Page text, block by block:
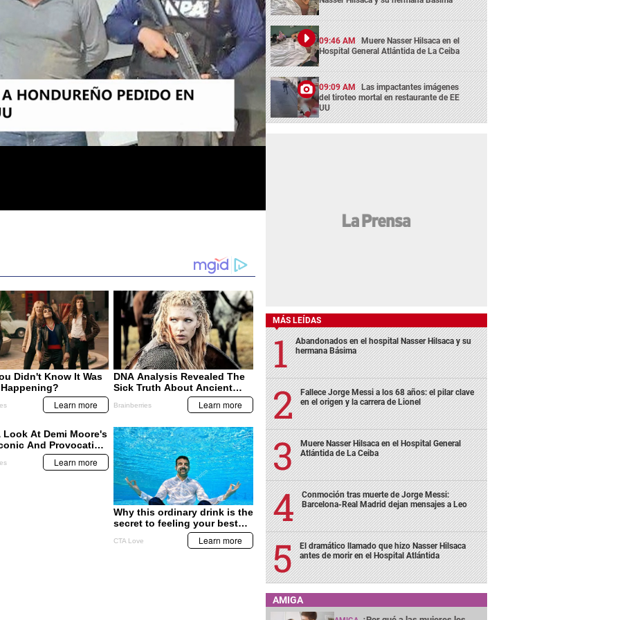
09:46 AM Muere Nasser Hilsaca en el
Hospital General Atlántida de La Ceiba
09:09 AM Las impactantes imágenes
del tiroteo mortal en restaurante de EE
UU
MÁS LEÍDAS
Abandonados en el hospital Nasser Hilsaca y su
hermana Básima
Fallece Jorge Messi a los 68 años: el pilar clave
en el origen y la carrera de Lionel
Muere Nasser Hilsaca en el Hospital General
Atlántida de La Ceiba
Conmoción tras muerte de Jorge Messi:
Barcelona-Real Madrid dejan mensajes a Leo
El dramático llamado que hizo Nasser Hilsaca
antes de morir en el Hospital Atlántida
AMIGA